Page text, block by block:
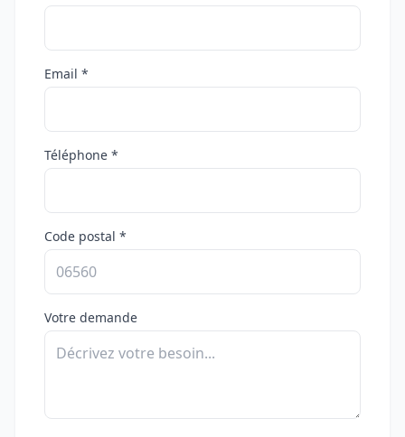
Email *
Téléphone *
Code postal *
Votre demande